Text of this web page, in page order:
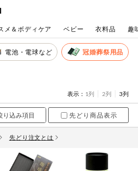
む
メ＆ボディケア ベビー 衣料品 趣
電池・電球など 冠婚葬祭用品
表示： 1列 2列 3列
先どり商品表示
先どり注文とは